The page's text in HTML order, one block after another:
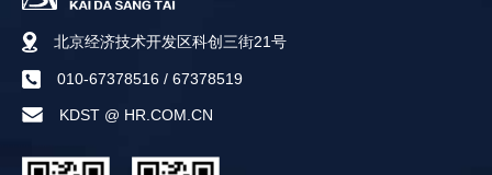
北京经济技术开发区科创三街21号
010-67378516 / 67378519
KDST @ HR.COM.CN